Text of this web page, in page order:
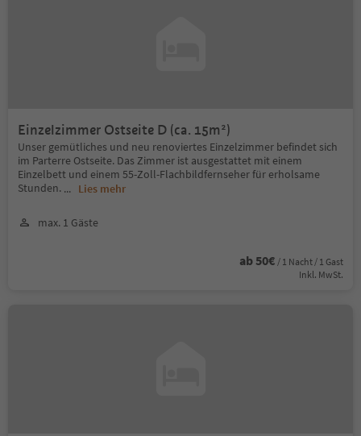
Einzelzimmer Ostseite D (ca. 15m²)
Unser gemütliches und neu renoviertes Einzelzimmer befindet sich
im Parterre Ostseite. Das Zimmer ist ausgestattet mit einem
Einzelbett und einem 55-Zoll-Flachbildfernseher für erholsame
Stunden. ... Lies mehr
max. 1 Gäste
ab 50€ / 1 Nacht / 1 Gast
Inkl. MwSt.